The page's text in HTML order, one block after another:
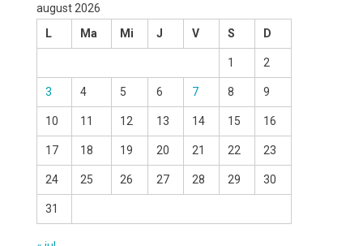
august 2026
L
Ma Mi J V S D
1 2
3 4 5 6 7 8 9
10 11 12 13 14 15 16
17 18 19 20 21 22 23
24 25 26 27 28 29 30
31